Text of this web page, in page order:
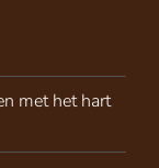
met het hart